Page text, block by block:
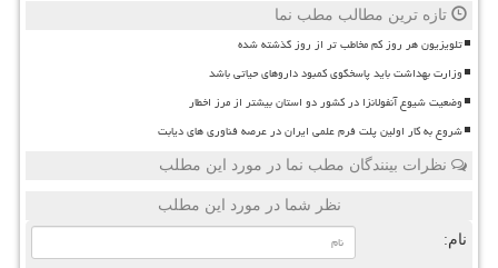
تازه ترین مطالب مطب نما
تلویزیون هر روز کم مخاطب تر از روز گذشته شده
وزارت بهداشت باید پاسخگوی کمبود داروهای حیاتی باشد
وضعیت شیوع آنفولانزا در کشور دو استان بیشتر از مرز اخطار
شروع به کار اولین پلت فرم علمی ایران در عرصه فناوری های دیابت
نظرات بینندگان مطب نما در مورد این مطلب
نظر شما در مورد این مطلب
نام: